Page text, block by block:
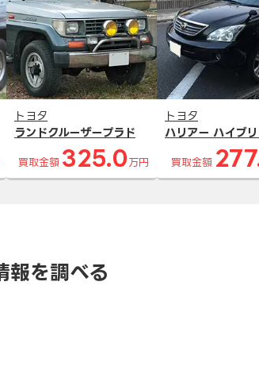
トヨタ
ランドクルーザープラド
買取金額 325.0 万円
トヨタ
ハリアー ハイブ
買取金額
報を調べる